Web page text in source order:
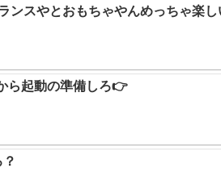
ンスやとおもちゃやんめっちゃ楽し
ら起動の準備しろ👉